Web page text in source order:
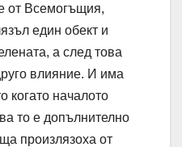
от Всемогъщия,
един обект и
а след това
влияние. И има
когато началото
то е допълнително
произлязоха от